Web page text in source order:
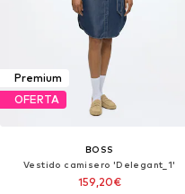
Premium
OFERTA
BOSS
Vestido camisero 'Delegant_1'
159,20€